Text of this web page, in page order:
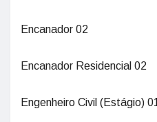
Encanador 02
Encanador Residencial 02
Engenheiro Civil (Estágio) 01